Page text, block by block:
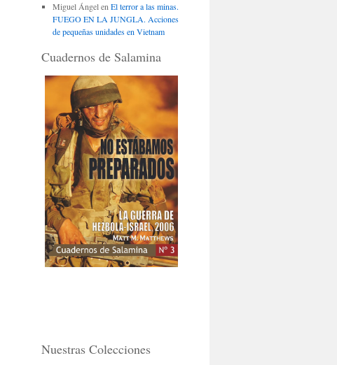
Miguel Ángelen El terror a las minas.
FUEGO EN LA JUNGLA. Acciones
de pequeñas unidades en Vietnam
Cuadernos de Salamina
Nuestras Colecciones